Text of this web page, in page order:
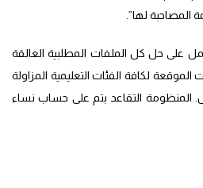
المصاحبة لها”.
على حل كل الملفات المطلبية العالقة
الموقعة لكافة الفئات التعليمية المزاولة
المنظومة التقاعد بتم على حساب نساء